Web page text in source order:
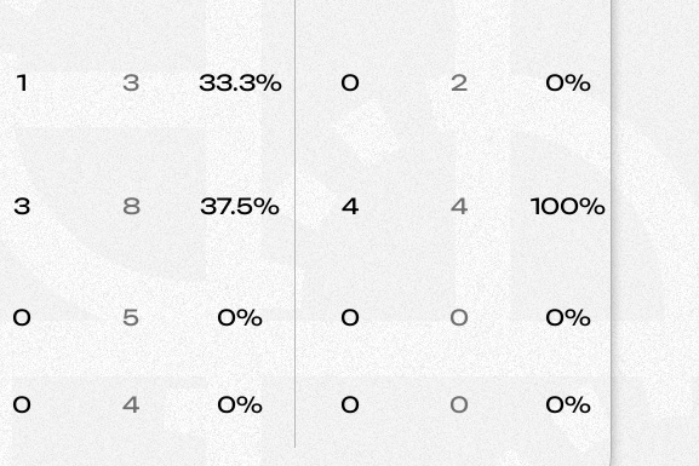
1 3 33.3% 0 2 0%
3 8 37.5% 4 4 100% 6
0 5 0% 0 0 0% 0
0 4 0% 0 0 0% 1